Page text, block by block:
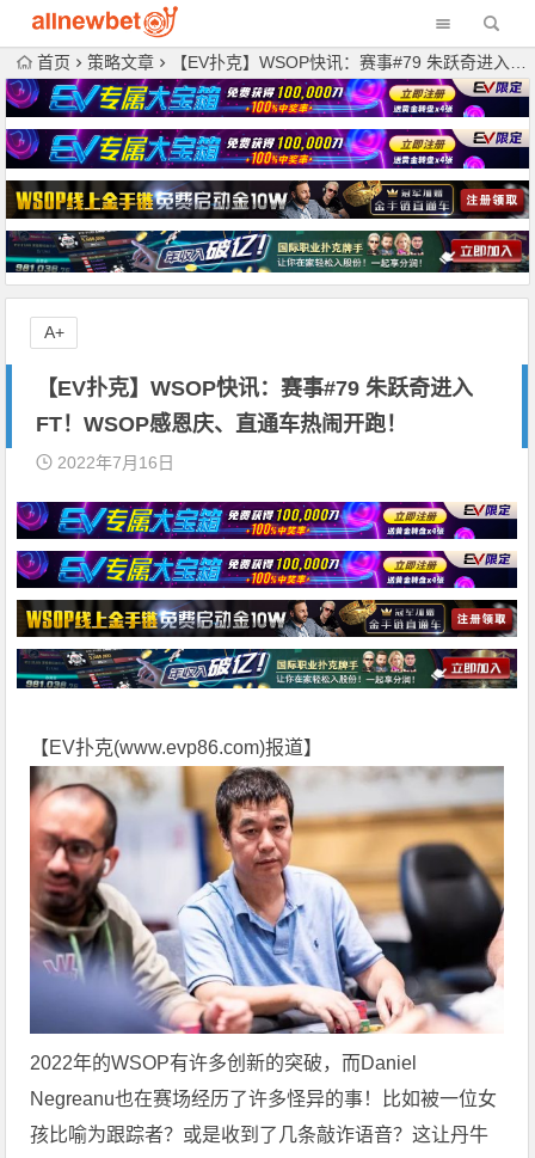
首页 策略文章 【EV扑克】WSOP快讯：赛事#79 朱跃奇进入FT！WSOP感恩庆、直通车热闹开跑！
【EV扑克】WSOP快讯：赛事#79 朱跃奇进入
FT！WSOP感恩庆、直通车热闹开跑！
2022年7月16日
【EV扑克(www.evp86.com)报道】
2022年的WSOP有许多创新的突破，而Daniel
Negreanu也在赛场经历了许多怪异的事！比如被一位女
孩比喻为跟踪者？或是收到了几条敲诈语音？这让丹牛
A+